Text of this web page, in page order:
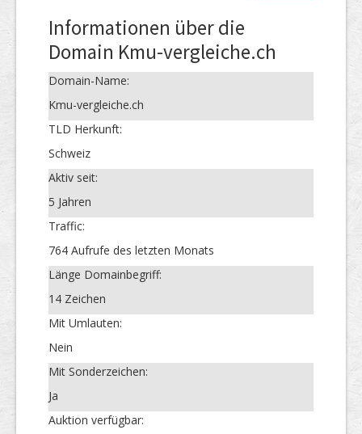
Informationen über die
Domain Kmu-vergleiche.ch
Domain-Name:
Kmu-vergleiche.ch
TLD Herkunft:
Schweiz
Aktiv seit:
5 Jahren
Traffic:
764 Aufrufe des letzten Monats
Länge Domainbegriff:
14 Zeichen
Mit Umlauten:
Nein
Mit Sonderzeichen:
Ja
Auktion verfügbar: